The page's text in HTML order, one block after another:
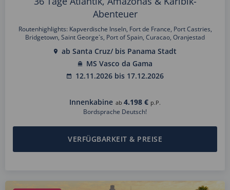
Abenteuer
Routenhighlights: Kapverdische Inseln, Fort de France, Port Castries,
Bridgetown, Saint George´s, Port of Spain, Curacao, Oranjestad
ab Santa Cruz/ bis Panama Stadt
MS Vasco da Gama
12.11.2026 bis 17.12.2026
Innenkabine ab 4.198 € p.P.
Bordsprache Deutsch!
VERFÜGBARKEIT & PREISE